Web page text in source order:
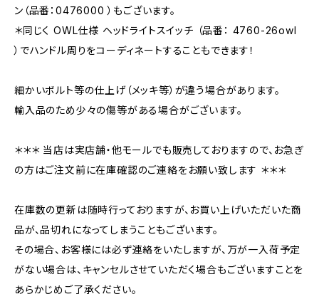
ン（品番：0476000 ）もございます。
＊同じく OWL仕様 ヘッドライトスイッチ （品番： 4760-26owl
）でハンドル周りをコーディネートすることもできます！
細かいボルト等の仕上げ（メッキ等）が違う場合があります。
輸入品のため少々の傷等がある場合がございます。
＊＊＊ 当店は実店舗・他モールでも販売しておりますので、お急ぎ
の方はご注文前に在庫確認のご連絡をお願い致します ＊＊＊
在庫数の更新は随時行っておりますが、お買い上げいただいた商
品が、品切れになってしまうこともございます。
その場合、お客様には必ず連絡をいたしますが、万が一入荷予定
がない場合は、キャンセルさせていただく場合もございますことを
あらかじめご了承ください。